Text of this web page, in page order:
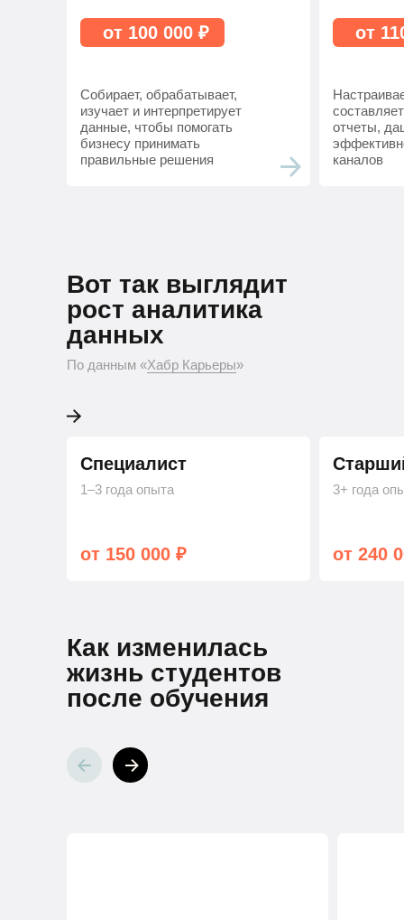
Собирает, обрабатывает,
изучает и интерпретирует
данные, чтобы помогать
бизнесу принимать
правильные решения
от 100 000 ₽
отчеты,
каналов
от
Вот так выглядит
рост аналитика
данных
По данным «Хабр Карьеры»
Python-разработчика
По данным «Хабр Карьеры»
Специалист
1–3 года опыта
от 150 000 ₽
3+ года
от 240
Как изменилась
жизнь студентов
после обучения